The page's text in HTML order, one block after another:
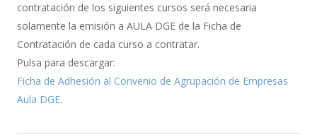
contratación de los siguientes cursos será necesaria
solamente la emisión a AULA DGE de la Ficha de
Contratación de cada curso a contratar.
Pulsa para descargar:
Ficha de Adhesión al Convenio de Agrupación de Empresas
Aula DGE.